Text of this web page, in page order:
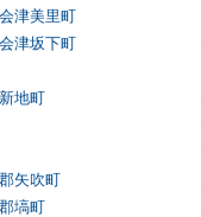
津美里町
津坂下町
地町
矢吹町
塙町